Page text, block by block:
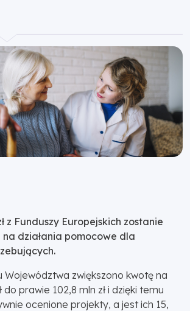
z Funduszy Europejskich zostanie
na działania pomocowe dla
Województwa zwiększono kwotę na
do prawie 102,8 mln zł i dzięki temu
ocenione projekty, a jest ich 15,